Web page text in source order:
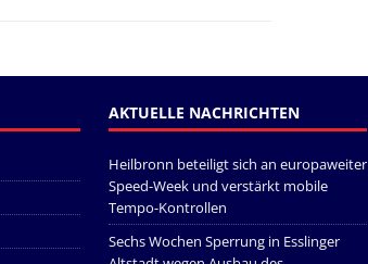
AKTUELLE NACHRICHTEN
Heilbronn beteiligt sich an europaweiter
Speed-Week und verstärkt mobile
Tempo-Kontrollen
Sechs Wochen Sperrung in Esslinger